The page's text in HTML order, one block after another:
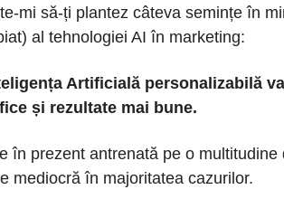
mi să-ți plantez câteva semințe în
al tehnologiei AI în marketing:
Artificială personalizabilă
și rezultate mai bune.
în prezent antrenată pe o
mediocră în majoritatea cazurilor.